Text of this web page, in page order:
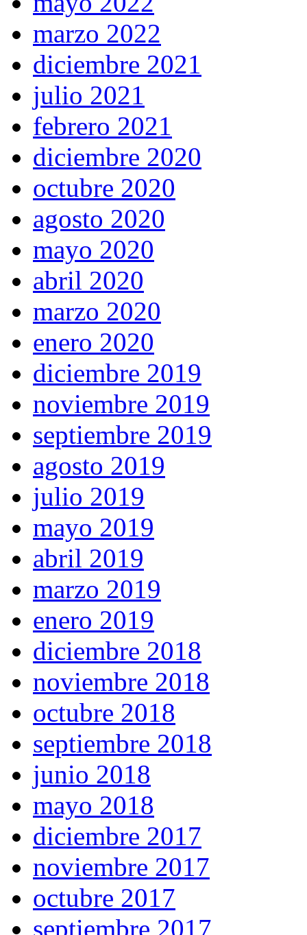
marzo 2022
diciembre 2021
julio 2021
febrero 2021
diciembre 2020
octubre 2020
agosto 2020
mayo 2020
abril 2020
marzo 2020
enero 2020
diciembre 2019
noviembre 2019
septiembre 2019
agosto 2019
julio 2019
mayo 2019
abril 2019
marzo 2019
enero 2019
diciembre 2018
noviembre 2018
octubre 2018
septiembre 2018
junio 2018
mayo 2018
diciembre 2017
noviembre 2017
octubre 2017
septiembre 2017